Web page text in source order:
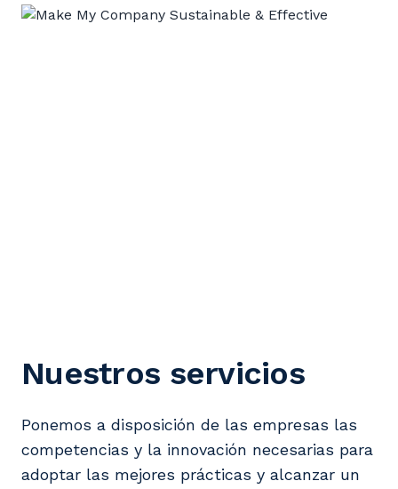
Nuestros servicios
Ponemos a disposición de las empresas las
competencias y la innovación necesarias para
adoptar las mejores prácticas y alcanzar un